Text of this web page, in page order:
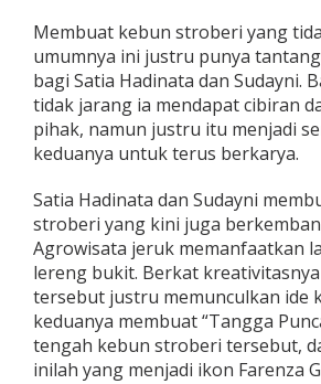
Membuat kebun stroberi yang
umumnya ini justru punya
bagi Satia Hadinata dan Sudayni.
tidak jarang ia mendapat cibiran
pihak, namun justru itu menjadi
keduanya untuk terus berkarya.
Satia Hadinata dan Sudayni
stroberi yang kini juga
Agrowisata jeruk memanfaatkan
lereng bukit. Berkat
tersebut justru memunculkan ide
keduanya membuat “Tangga
tengah kebun stroberi tersebut,
inilah yang menjadi ikon Farenza